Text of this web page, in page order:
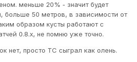
меньше 20% - значит будет
больше 50 метров, в зависимости от
образом кусты работают с
0.8.х, не помню уже точно.
нет, просто ТС сыграл как олень.